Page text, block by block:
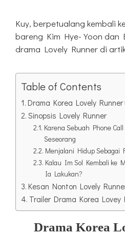
Kuy, berpetualang kembali
bareng Kim Hye-Yoon dan
drama Lovely Runner di
Table of Contents
Drama Korea Lovely Runner
Sinopsis Lovely Runner
Karena Sebuah Phone
Seseorang
Menjalani Hidup Sebagai
Kalau Im Sol Kembali ke
Ia Lakukan?
Kesan Nonton Lovely
Trailer Drama Korea Lovey
Drama Korea